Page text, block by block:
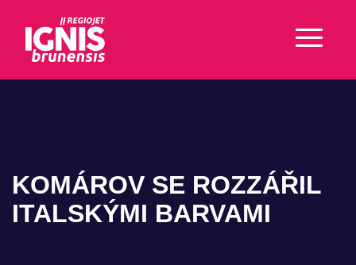
KOMÁROV SE ROZZÁŘIL
ITALSKÝMI BARVAMI